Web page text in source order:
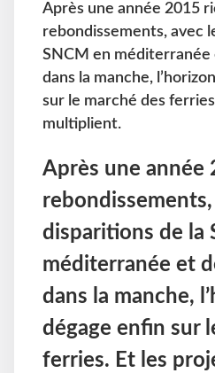
Après une année 2015
rebondissements, avec
SNCM en
dans la manche,
sur le marché des
multiplient.
Après une année
disparitions de la
méditerranée et
dans la manche,
dégage enfin sur
ferries. Et les